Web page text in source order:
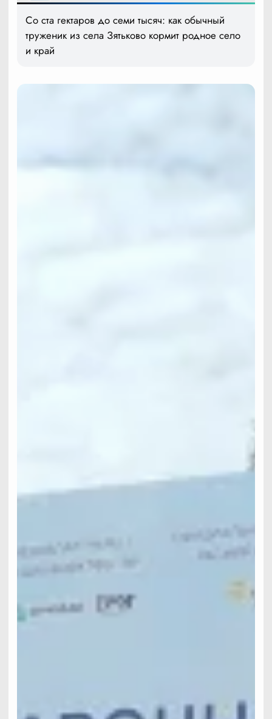
Со ста гектаров до семи тысяч: как обычный
труженик из села Зятьково кормит родное село
и край